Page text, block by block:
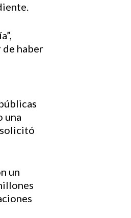
de haber
una
solicitó
un